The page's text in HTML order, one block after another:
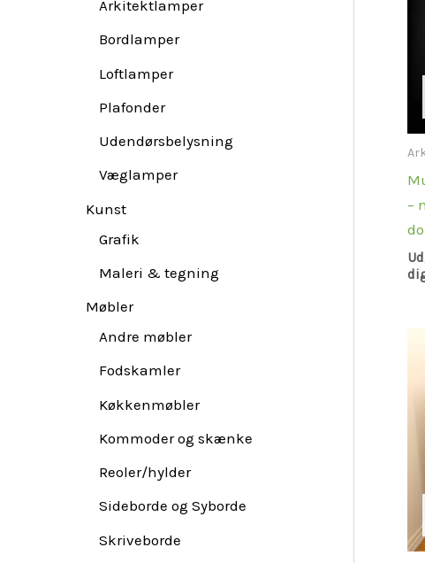
Arkitektlamper
Bordlamper
Loftlamper
Plafonder
Udendørsbelysning
Væglamper
Kunst
Grafik
Maleri & tegning
Møbler
Andre møbler
Fodskamler
Køkkenmøbler
Kommoder og skænke
Reoler/hylder
Sideborde og Syborde
Skriveborde
–